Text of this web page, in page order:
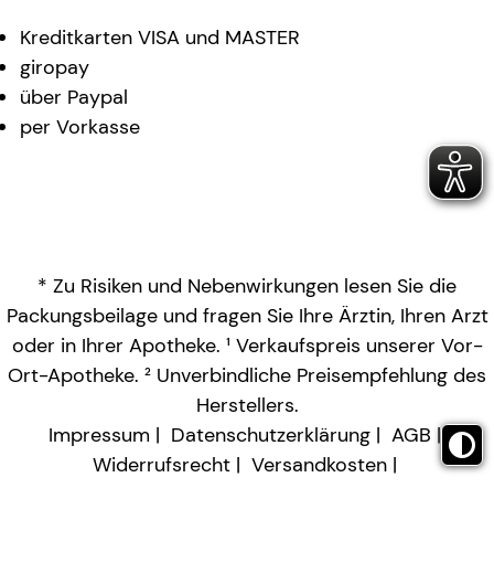
Kreditkarten VISA und MASTER
giropay
über Paypal
per Vorkasse
* Zu Risiken und Nebenwirkungen lesen Sie die
Packungsbeilage und fragen Sie Ihre Ärztin, Ihren Arzt
oder in Ihrer Apotheke. ¹ Verkaufspreis unserer Vor-
Ort-Apotheke. ² Unverbindliche Preisempfehlung des
Herstellers.
Impressum
Datenschutzerklärung
AGB
Widerrufsrecht
Versandkosten